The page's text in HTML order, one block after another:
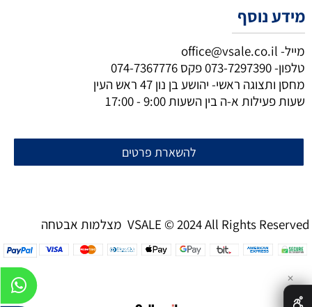
מידע נוסף
מייל- office@vsale.co.il
טלפון-073-7297390פקס 074-7367776
מחסן ותצוגה ראשי- יהושע בן נון 47 ראש העין
שעות פעילות א-ה בין השעות 9:00 - 17:00
להשארת פרטים
מצלמות אבטחה VSALE © 2024 All Rights Reserved
✕